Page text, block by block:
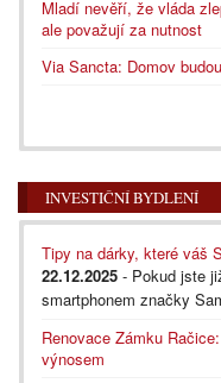
Mladí nevěří, že vláda
ale považují za nutnost
Via Sancta: Domov
INVESTIČNÍ BYDLENÍ
Tipy na dárky, které váš
22.12.2025 - Pokud jste
smartphonem značky
Renovace Zámku
výnosem